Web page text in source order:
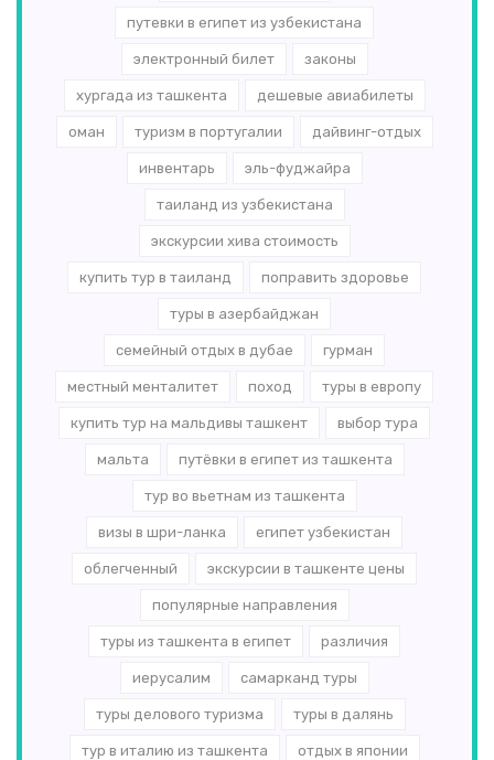
путевки в египет из узбекистана
электронный билет законы
хургада из ташкента дешевые авиабилеты
оман туризм в португалии дайвинг-отдых
инвентарь эль-­фуджайра
таиланд из узбекистана
экскурсии хива стоимость
купить тур в таиланд поправить здоровье
туры в азербайджан
семейный отдых в дубае гурман
местный менталитет поход туры в европу
купить тур на мальдивы ташкент выбор тура
мальта путёвки в египет из ташкента
тур во вьетнам из ташкента
визы в шри-ланка египет узбекистан
облегченный экскурсии в ташкенте цены
популярные направления
туры из ташкента в египет различия
иерусалим самарканд туры
туры делового туризма туры в далянь
тур в италию из ташкента отдых в японии